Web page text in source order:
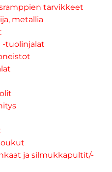
tarvikkeet
metallia
-tuolinjalat
ja silmukkapultit/-